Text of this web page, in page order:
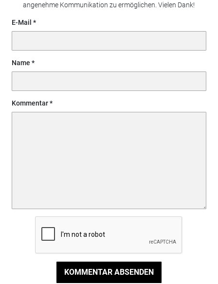
angenehme Kommunikation zu ermöglichen. Vielen Dank!
E-Mail
Name
Kommentar
KOMMENTAR ABSENDEN